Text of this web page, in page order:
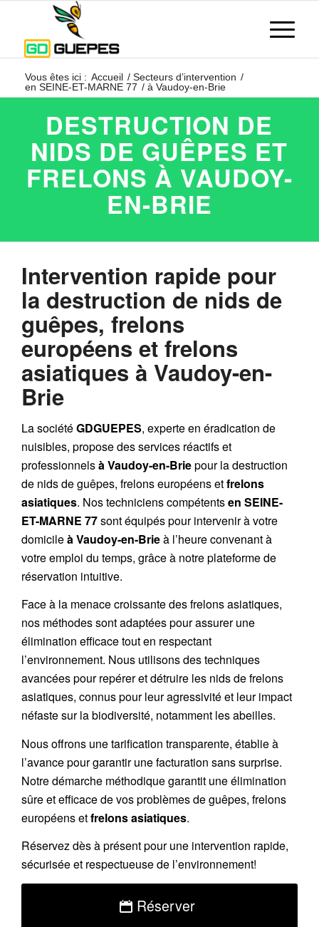
Vous êtes ici : Accueil / Secteurs d’intervention /
en SEINE-ET-MARNE 77 / à Vaudoy-en-Brie
DESTRUCTION DE
NIDS DE GUÊPES ET
FRELONS À VAUDOY-
EN-BRIE
Intervention rapide pour
la destruction de nids de
guêpes, frelons
européens et frelons
asiatiques à Vaudoy-en-
Brie
La sociétéGDGUEPES, experte en éradication de
nuisibles, propose des services réactifs et
professionnelsà Vaudoy-en-Briepour la destruction
de nids de guêpes, frelons européensetfrelons
asiatiques. Nos techniciens compétentsen SEINE-
ET-MARNE 77sont équipés pour intervenir à votre
domicileà Vaudoy-en-Brieà l’heure convenant à
votre emploi du temps, grâce à notre plateforme de
réservation intuitive.
Face à la menace croissante des frelons asiatiques,
nos méthodes sont adaptées pour assurer une
élimination efficace tout en respectant
l’environnement. Nous utilisons des techniques
avancées pour repérer et détruire les nids defrelons
asiatiques, connus pour leur agressivité et leur impact
néfaste sur la biodiversité, notamment les abeilles.
Nous offrons unetarification transparente, établie à
l’avance pour garantir une facturation sans surprise.
Notre démarche méthodique garantit une élimination
sûre et efficace de vos problèmes de guêpes, frelons
européens etfrelons asiatiques.
Réservezdès à présent pour une intervention rapide,
sécurisée et respectueuse de l’environnement!
Réserver